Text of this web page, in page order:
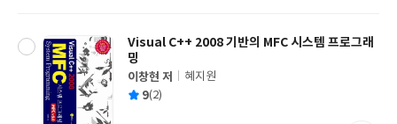
Visual C++ 2008 기반의 MFC 시스템 프로그래
밍
글
쓴
이창현 저
출
혜지원
평 9(2)